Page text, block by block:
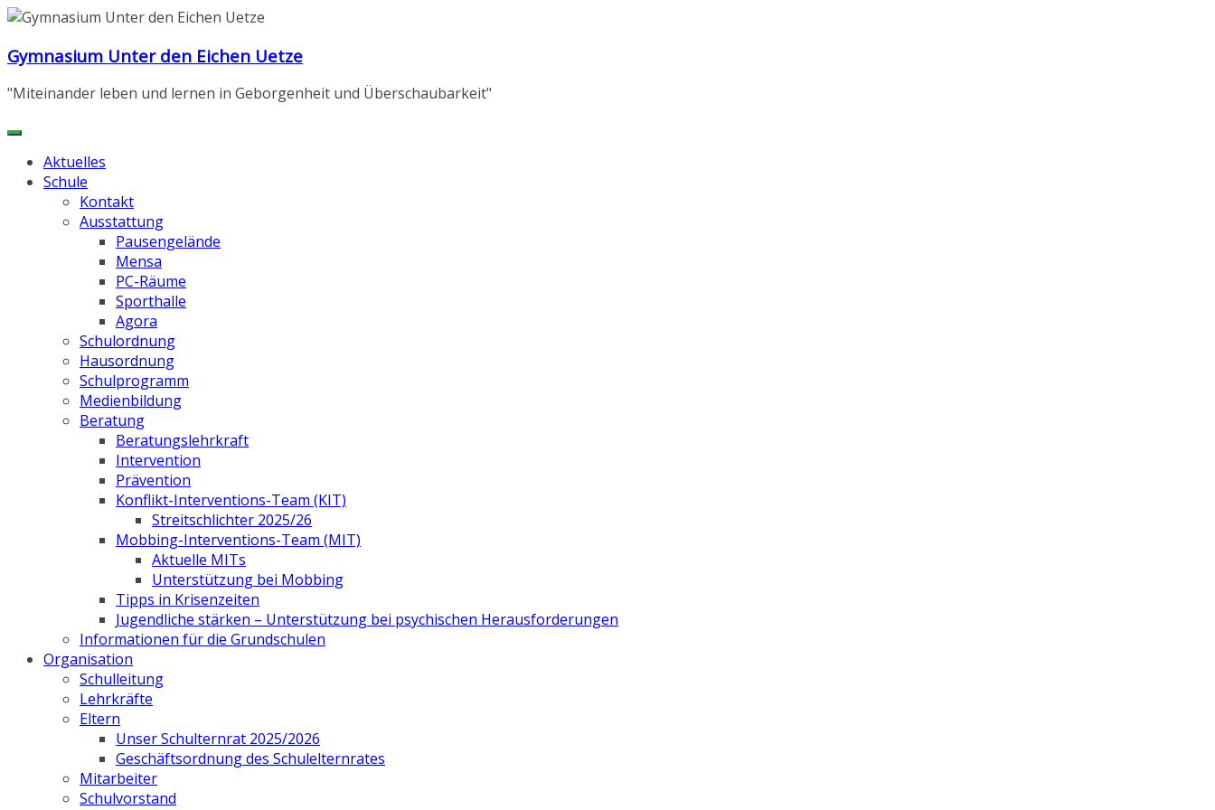
Zum
springen
Gymnasium Unter den Eichen Uetze
"Miteinander leben und lernen in Geborgenheit und Überschaubarkeit"
Aktuelles
Schule
Kontakt
Ausstattung
Pausengelände
Mensa
PC-Räume
Sporthalle
Agora
Schulordnung
Hausordnung
Schulprogramm
Medienbildung
Beratung
Beratungslehrkraft
Intervention
Prävention
Konflikt-Interventions-Team (KIT)
Streitschlichter 2025/26
Mobbing-Interventions-Team (MIT)
Aktuelle MITs
Unterstützung bei Mobbing
Tipps in Krisenzeiten
Jugendliche stärken – Unterstützung bei psychischen Herausforderungen
Informationen für die Grundschulen
Organisation
Schulleitung
Lehrkräfte
Eltern
Unser Schulternrat 2025/2026
Geschäftsordnung des Schulelternrates
Mitarbeiter
Schulvorstand